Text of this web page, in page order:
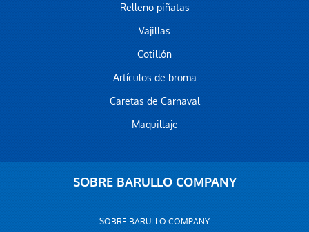
Relleno piñatas
Vajillas
Cotillón
Artículos de broma
Caretas de Carnaval
Maquillaje
SOBRE BARULLO COMPANY
SOBRE BARULLO COMPANY